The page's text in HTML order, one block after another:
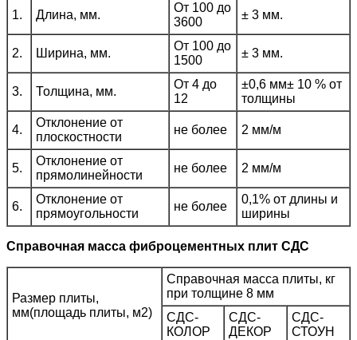
1. Длина, мм.
От 100 до
3600
± 3 мм.
2. Ширина, мм.
От 100 до
1500
± 3 мм.
3. Толщина, мм.
От 4 до
12
±0,6 мм± 10 % от
толщины
4.
Отклонение от
плоскостности
не более 2 мм/м
5.
Отклонение от
прямолинейности
не более 2 мм/м
6.
Отклонение от
прямоугольности
не более
0,1% от длины и
ширины
Справочная масса фиброцементных плит СДС
Размер плиты,
мм(площадь плиты, м2)
Справочная масса плиты, кг
при толщине 8 мм
СДС-
КОЛОР
СДС-
ДЕКОР
СДС-
СТОУН